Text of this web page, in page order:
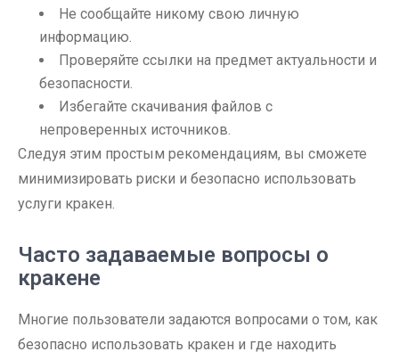
Не сообщайте никому свою личную
информацию.
Проверяйте ссылки на предмет актуальности и
безопасности.
Избегайте скачивания файлов с
непроверенных источников.
Следуя этим простым рекомендациям, вы сможете
минимизировать риски и безопасно использовать
услуги кракен.
Часто задаваемые вопросы о
кракене
Многие пользователи задаются вопросами о том, как
безопасно использовать кракен и где находить